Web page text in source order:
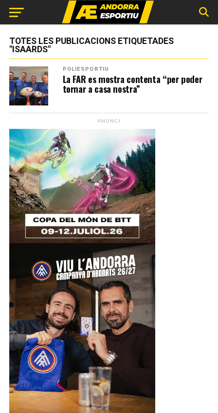
TOTES LES PUBLICACIONS ETIQUETADES
"ISAARDS"
POLIESPORTIU
La FAR es mostra contenta “per poder
tornar a casa nostra”
ANUNCI